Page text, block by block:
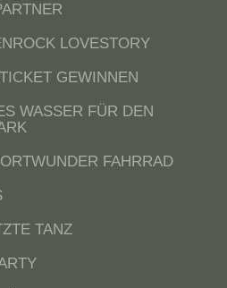
LOVESTORY
GEWINNEN
WASSER FÜR DEN
FAHRRAD
TANZ